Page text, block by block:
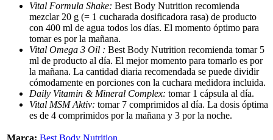
Vital Formula Shake: Best Body Nutrition recomienda
mezclar 20 g (= 1 cucharada dosificadora rasa) de producto
con 400 ml de agua todos los días. El momento óptimo para
tomar es por la mañana.
Vital Omega 3 Oil : Best Body Nutrition recomienda tomar 5
ml de producto al día. El mejor momento para tomarlo es por
la mañana. La cantidad diaria recomendada se puede dividir
cómodamente en porciones con la cuchara medidora incluida.
Daily Vitamin & Mineral Complex: tomar 1 cápsula al día.
Vital MSM Aktiv: tomar 7 comprimidos al día. La dosis óptima
es de 4 comprimidos por la mañana y 3 por la noche.